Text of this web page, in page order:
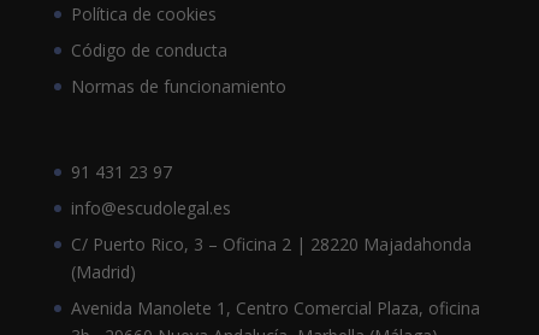
Política de cookies
Código de conducta
Normas de funcionamiento
91 431 23 97
info@escudolegal.es
C/ Puerto Rico, 3 – Oficina 2 | 28220 Majadahonda
(Madrid)
Avenida Manolete 1, Centro Comercial Plaza, oficina